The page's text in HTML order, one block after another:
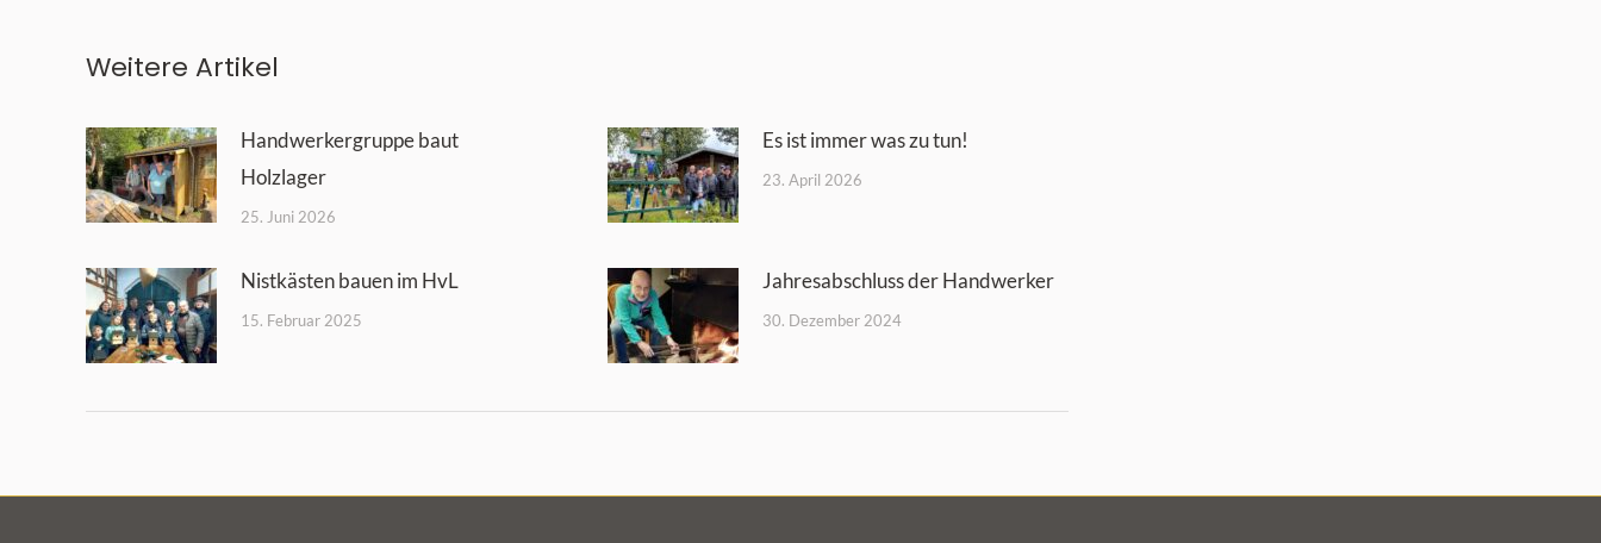
Weitere Artikel
Handwerkergruppe baut
Holzlager
25. Juni 2026
Es ist immer was zu tun!
23. April 2026
Nistkästen bauen im HvL
15. Februar 2025
Jahresabschluss der Handwerker
30. Dezember 2024